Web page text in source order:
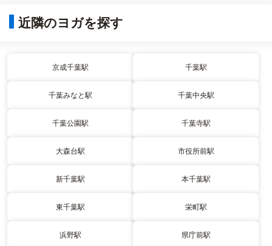
近隣のヨガを探す
京成千葉駅 千葉駅
千葉みなと駅 千葉中央駅
千葉公園駅 千葉寺駅
大森台駅 市役所前駅
新千葉駅 本千葉駅
東千葉駅 栄町駅
浜野駅 県庁前駅